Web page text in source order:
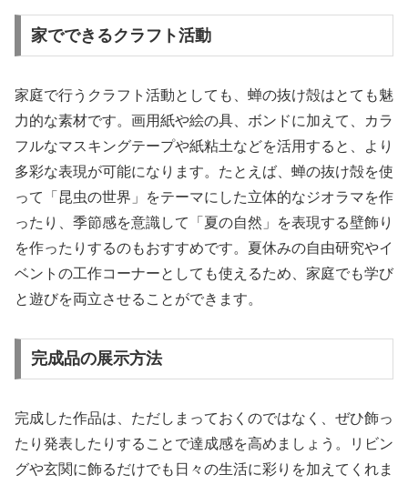
家でできるクラフト活動
家庭で行うクラフト活動としても、蝉の抜け殻はとても魅
力的な素材です。画用紙や絵の具、ボンドに加えて、カラ
フルなマスキングテープや紙粘土などを活用すると、より
多彩な表現が可能になります。たとえば、蝉の抜け殻を使
って「昆虫の世界」をテーマにした立体的なジオラマを作
ったり、季節感を意識して「夏の自然」を表現する壁飾り
を作ったりするのもおすすめです。夏休みの自由研究やイ
ベントの工作コーナーとしても使えるため、家庭でも学び
と遊びを両立させることができます。
完成品の展示方法
完成した作品は、ただしまっておくのではなく、ぜひ飾っ
たり発表したりすることで達成感を高めましょう。リビン
グや玄関に飾るだけでも日々の生活に彩りを加えてくれま